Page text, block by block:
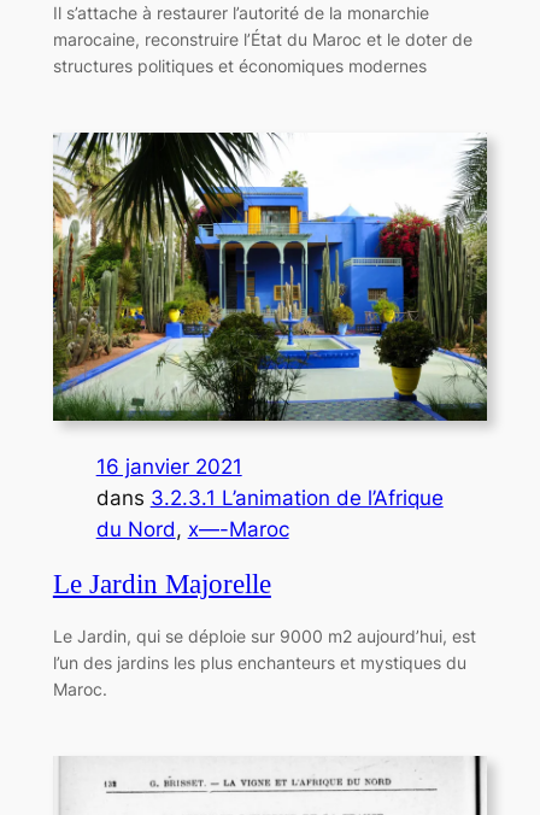
Il s’attache à restaurer l’autorité de la monarchie
marocaine, reconstruire l’État du Maroc et le doter de
structures politiques et économiques modernes
16 janvier 2021
dans 3.2.3.1 L’animation de l’Afrique
du Nord, x—-Maroc
Le Jardin Majorelle
Le Jardin, qui se déploie sur 9000 m2 aujourd’hui, est
l’un des jardins les plus enchanteurs et mystiques du
Maroc.